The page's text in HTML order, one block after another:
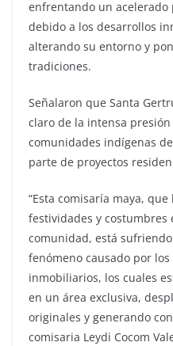
enfrentando un acelerado
debido a los desarrollos
alterando su entorno y
tradiciones.
Señalaron que Santa
claro de la intensa
comunidades indígenas
parte de proyectos
“Esta comisaría maya,
festividades y costumbres
comunidad, está
fenómeno causado por
inmobiliarios, los cuales
en un área exclusiva,
originales y generando
comisaria Leydi Cocom